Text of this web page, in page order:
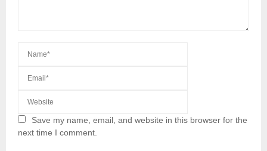
Save my name, email, and website in this browser for the
next time I comment.